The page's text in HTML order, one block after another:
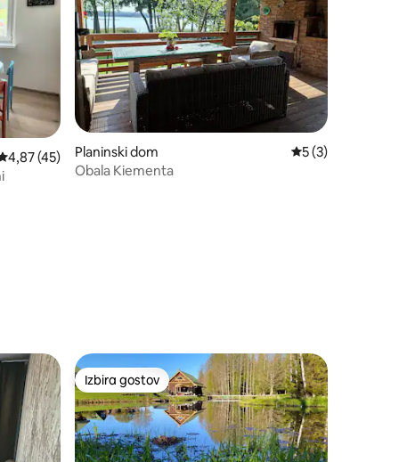
ocena: 4,87 od 5, št. mnenj: 45
4,87 (45)
Planinski dom Povprečna
5 (3)
Obala Kiementa
»Izbira gostov«
Izbira gostov
Izbira gostov